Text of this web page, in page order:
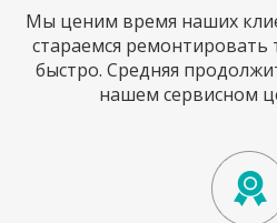
Мы ценим время наших
стараемся ремонтировать
быстро. Средняя
нашем сервисном